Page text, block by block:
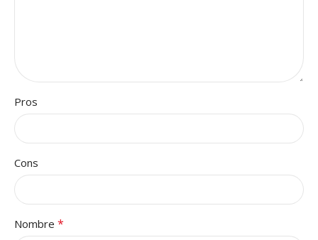
Pros
Cons
Nombre *